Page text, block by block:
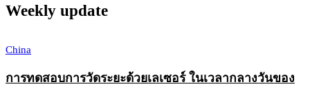
Weekly update
China
การทดสอบการวัดระยะด้วยเลเซอร์ ในเวลากลางวันของ